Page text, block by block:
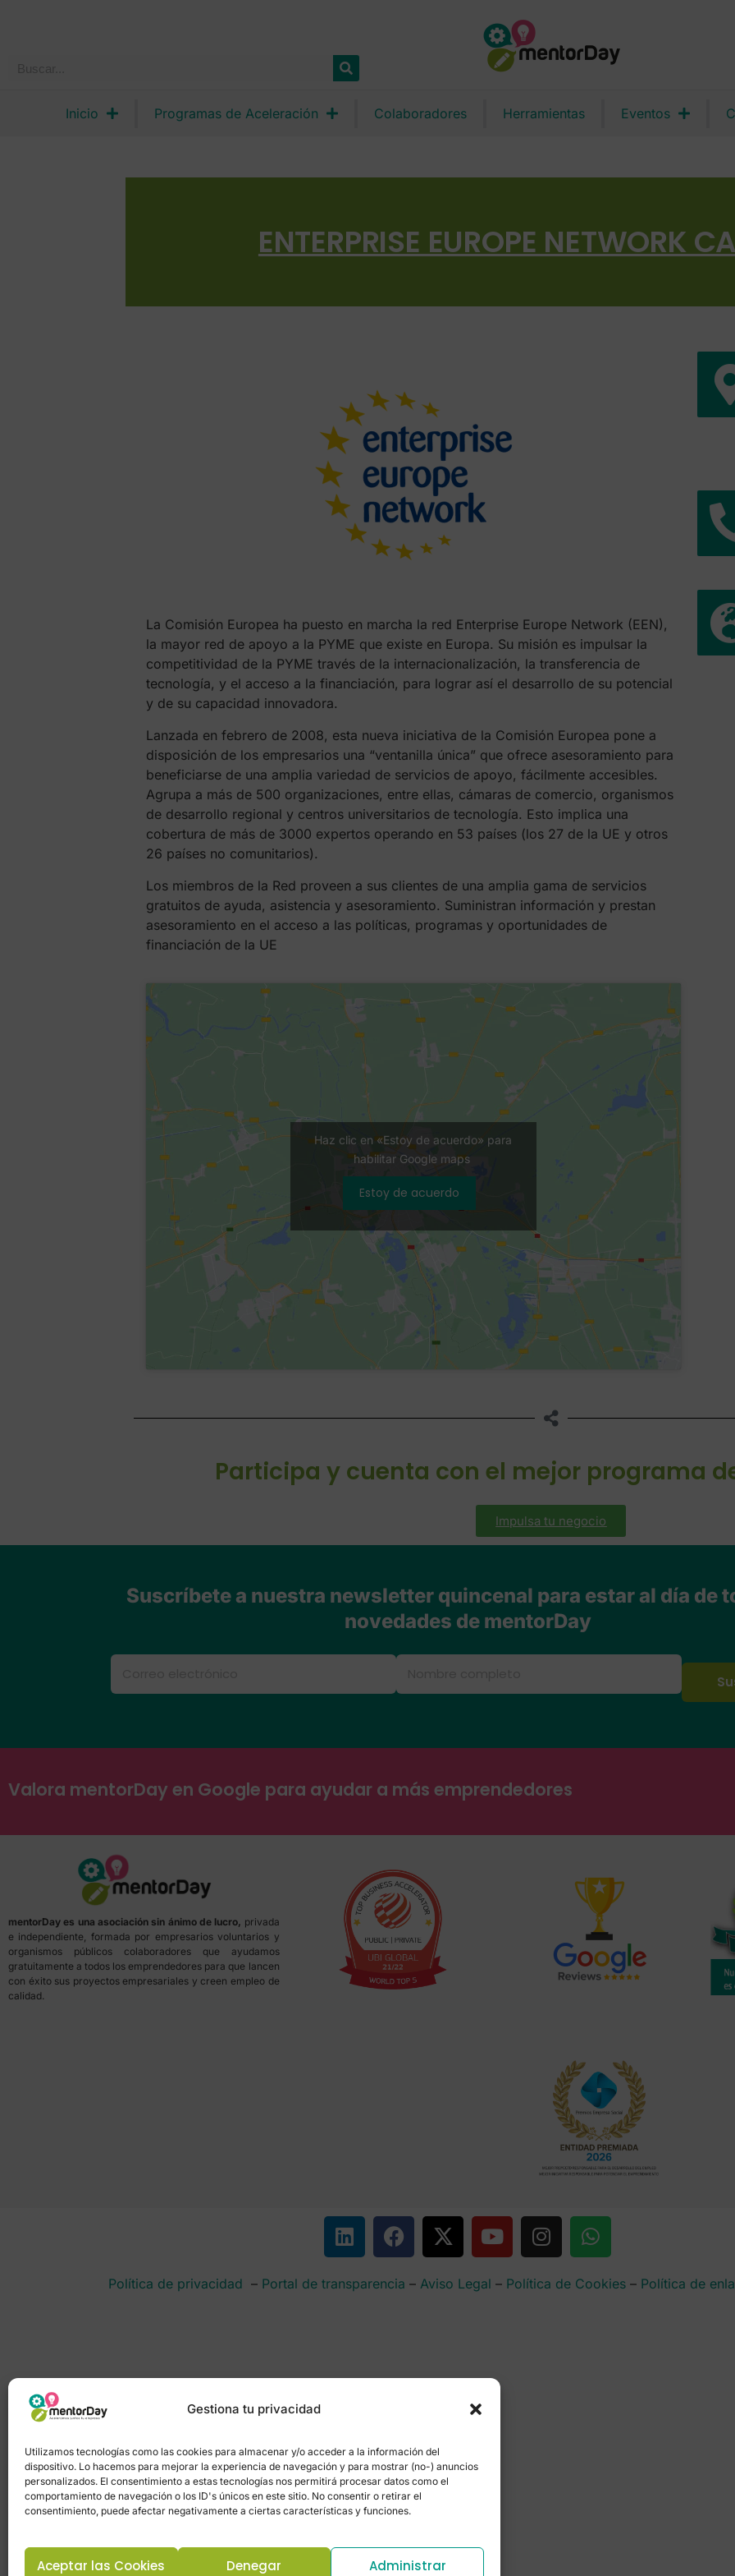
Gestiona tu privacidad
Utilizamos tecnologías como las cookies para almacenar y/o acceder a la información del
dispositivo. Lo hacemos para mejorar la experiencia de navegación y para mostrar (no-) anuncios
personalizados. El consentimiento a estas tecnologías nos permitirá procesar datos como el
comportamiento de navegación o los ID's únicos en este sitio. No consentir o retirar el
consentimiento, puede afectar negativamente a ciertas características y funciones.
Aceptar las Cookies Denegar Administrar
Inicio Programas de Aceleración Colaboradores Herramientas Eventos
ENTERPRISE EUROPE NETWORK
La Comisión Europea ha puesto en marcha la red Enterprise Europe Network (EEN),
la mayor red de apoyo a la PYME que existe en Europa. Su misión es impulsar la
competitividad de la PYME través de la internacionalización, la transferencia de
tecnología, y el acceso a la financiación, para lograr así el desarrollo de su potencial
y de su capacidad innovadora.
Lanzada en febrero de 2008, esta nueva iniciativa de la Comisión Europea pone a
disposición de los empresarios una “ventanilla única” que ofrece asesoramiento para
beneficiarse de una amplia variedad de servicios de apoyo, fácilmente accesibles.
Agrupa a más de 500 organizaciones, entre ellas, cámaras de comercio, organismos
de desarrollo regional y centros universitarios de tecnología. Esto implica una
cobertura de más de 3000 expertos operando en 53 países (los 27 de la UE y otros
26 países no comunitarios).
Los miembros de la Red proveen a sus clientes de una amplia gama de servicios
gratuitos de ayuda, asistencia y asesoramiento. Suministran información y prestan
asesoramiento en el acceso a las políticas, programas y oportunidades de
financiación de la UE
Haz clic en «Estoy de acuerdo» para
habilitar Google maps
Estoy de acuerdo
Participa y cuenta con el mejor programa
Impulsa tu negocio
Suscríbete a nuestra newsletter quincenal para estar al día de
novedades de mentorDay
Valora mentorDay en Google para ayudar a más emprendedores
mentorDay es una asociación sin ánimo de lucro, privada
e independiente, formada por empresarios voluntarios y
organismos públicos colaboradores que ayudamos
gratuitamente a todos los emprendedores para que lancen
con éxito sus proyectos empresariales y creen empleo de
calidad.
Política de privacidad – Portal de transparencia – Aviso Legal – Política de Cookies– Política de